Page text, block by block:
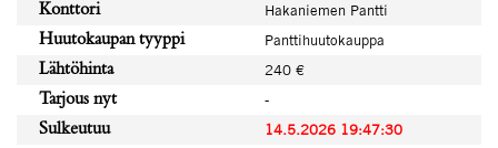
Konttori
Hakaniemen Pantti
Huutokaupan tyyppi
Panttihuutokauppa
Lähtöhinta
240 €
Tarjous nyt
-
Sulkeutuu
14.5.2026 19:47:30